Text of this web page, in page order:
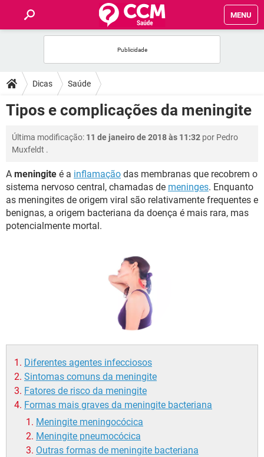
MENU
FÓRUM
SAÚDE
FAMÍLIA
BEM-ESTAR
SEXUALIDADE
Dicas Saúde
Tipos e complicações da meningite
Última modificação: 11 de janeiro de 2018 às 11:32 por Pedro
Muxfeldt .
A meningite é a inflamação das membranas que recobrem o
sistema nervoso central, chamadas de meninges. Enquanto
as meningites de origem viral são relativamente frequentes e
benignas, a origem bacteriana da doença é mais rara, mas
potencialmente mortal.
Diferentes agentes infecciosos
Sintomas comuns da meningite
Fatores de risco da meningite
Formas mais graves da meningite bacteriana
Meningite meningocócica
Meningite pneumocócica
Outras formas de meningite bacteriana